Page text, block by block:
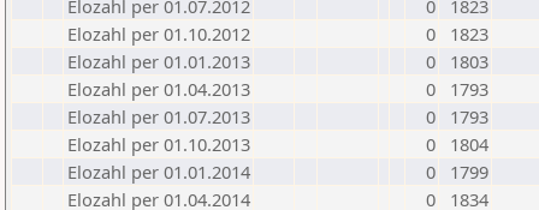
Elozahl per 01.07.2012
0
1823
Elozahl per 01.10.2012
0
1823
Elozahl per 01.01.2013
0
1803
Elozahl per 01.04.2013
0
1793
Elozahl per 01.07.2013
0
1793
Elozahl per 01.10.2013
0
1804
Elozahl per 01.01.2014
0
1799
Elozahl per 01.04.2014
0
1834